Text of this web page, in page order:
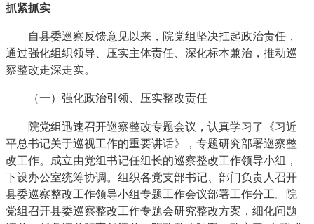
抓紧抓实
自县委巡察反馈意见以来，院党组坚决扛起政治责任，
通过强化组织领导、压实主体责任、深化标本兼治，推动巡
察整改走深走实。
（一）强化政治引领、压实整改责任
院党组迅速召开巡察整改专题会议，认真学习了《习近
平总书记关于巡视工作的重要讲话》，专题研究部署巡察整
改工作。成立由党组书记任组长的巡察整改工作领导小组，
下设办公室统筹协调。组织各党支部书记、部门负责人召开
县委巡察整改工作领导小组专题工作会议部署工作分工。院
党组召开县委巡察整改工作专题会研究整改方案，细化问题